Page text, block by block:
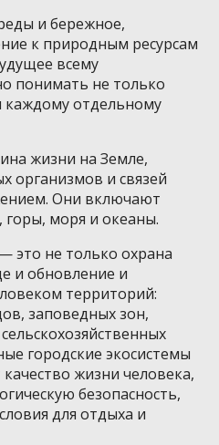
и бережное,
к природным ресурсам
всему
понимать не только
каждому отдельному
жизни на Земле,
организмов и связей
Они включают
горы, моря и океаны.
это не только охрана
и обновление и
территорий:
заповедных зон,
городские экосистемы
жизни человека,
безопасность,
для отдыха и